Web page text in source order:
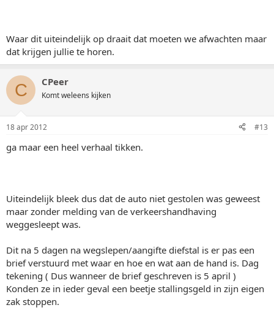
Waar dit uiteindelijk op draait dat moeten we afwachten maar
dat krijgen jullie te horen.
C CPeer
Komt weleens kijken
18 apr 2012 #13
ga maar een heel verhaal tikken.
Uiteindelijk bleek dus dat de auto niet gestolen was geweest
maar zonder melding van de verkeershandhaving
weggesleept was.
Dit na 5 dagen na wegslepen/aangifte diefstal is er pas een
brief verstuurd met waar en hoe en wat aan de hand is. Dag
tekening ( Dus wanneer de brief geschreven is 5 april )
Konden ze in ieder geval een beetje stallingsgeld in zijn eigen
zak stoppen.